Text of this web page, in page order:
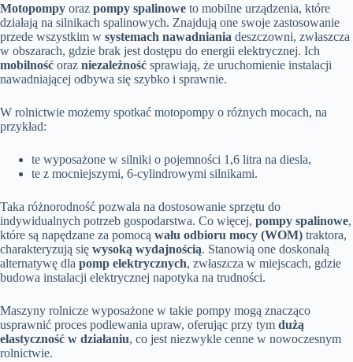
Motopompy oraz pompy spalinowe to mobilne urządzenia, które
działają na silnikach spalinowych. Znajdują one swoje zastosowanie
przede wszystkim w systemach nawadniania deszczowni, zwłaszcza
w obszarach, gdzie brak jest dostępu do energii elektrycznej. Ich
mobilność oraz niezależność sprawiają, że uruchomienie instalacji
nawadniającej odbywa się szybko i sprawnie.
W rolnictwie możemy spotkać motopompy o różnych mocach, na
przykład:
te wyposażone w silniki o pojemności 1,6 litra na diesla,
te z mocniejszymi, 6-cylindrowymi silnikami.
Taka różnorodność pozwala na dostosowanie sprzętu do
indywidualnych potrzeb gospodarstwa. Co więcej, pompy spalinowe,
które są napędzane za pomocą wału odbioru mocy (WOM) traktora,
charakteryzują się wysoką wydajnością. Stanowią one doskonałą
alternatywę dla pomp elektrycznych, zwłaszcza w miejscach, gdzie
budowa instalacji elektrycznej napotyka na trudności.
Maszyny rolnicze wyposażone w takie pompy mogą znacząco
usprawnić proces podlewania upraw, oferując przy tym dużą
elastyczność w działaniu, co jest niezwykle cenne w nowoczesnym
rolnictwie.